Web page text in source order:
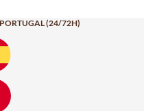
(24/72H)